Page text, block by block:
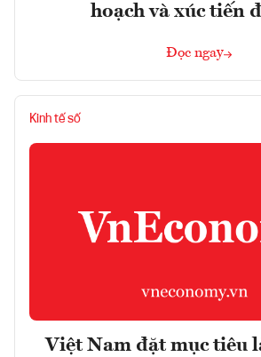
hoạch và xúc tiến
Đọc ngay
Kinh tế số
Việt Nam đặt mục tiêu